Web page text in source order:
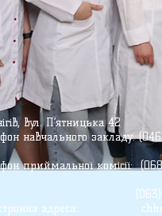
вул. П’ятницька 42
навчального закладу:
приймальної комісії:
718
адреса: